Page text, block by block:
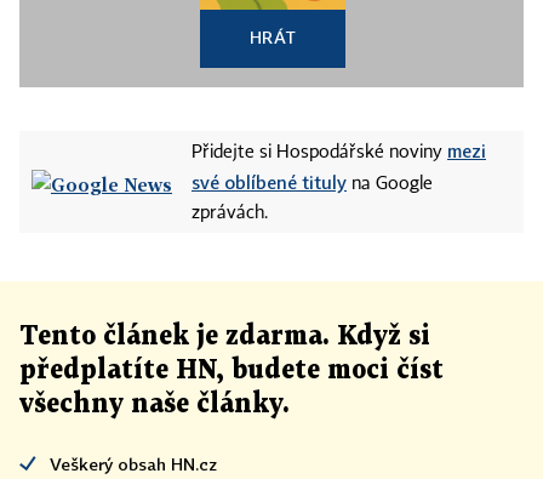
HRÁT
Přidejte si Hospodářské noviny mezi
své oblíbené tituly na Google
zprávách.
Tento článek je zdarma. Když si
předplatíte HN, budete moci číst
všechny naše články.
Veškerý obsah HN.cz